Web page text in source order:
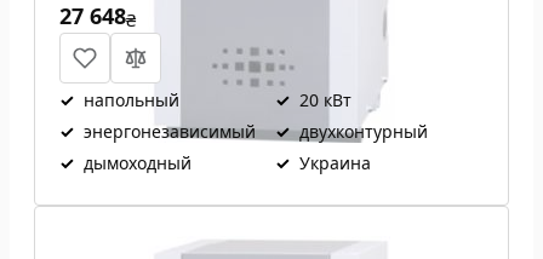
27 648₴
✓ напольный ✓ 20 кВт
✓ энергонезависимый ✓ двухконтурный
✓ дымоходный ✓ Украина